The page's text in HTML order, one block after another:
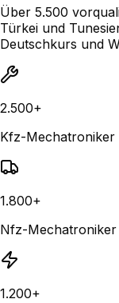
Über 5.500
Türkei und
Deutschkurs und
2.500+
Kfz-Mechatroniker
1.800+
Nfz-Mechatroniker
1.200+